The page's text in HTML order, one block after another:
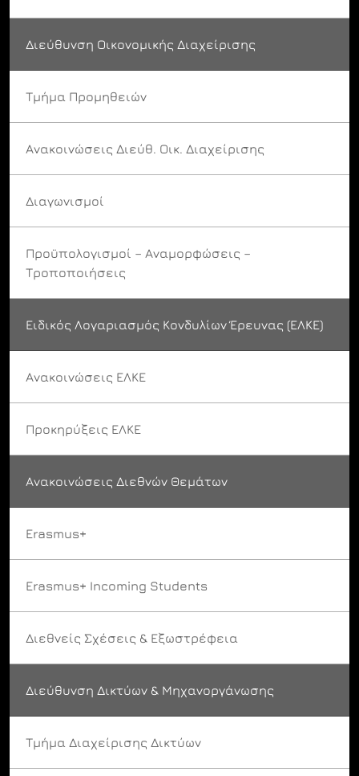
Διεύθυνση Οικονομικής Διαχείρισης
Τμήμα Προμηθειών
Ανακοινώσεις Διεύθ. Οικ. Διαχείρισης
Διαγωνισμοί
Προϋπολογισμοί – Αναμορφώσεις –
Τροποποιήσεις
Ειδικός Λογαριασμός Κονδυλίων Έρευνας (ΕΛΚΕ)
Ανακοινώσεις ΕΛΚΕ
Προκηρύξεις ΕΛΚΕ
Ανακοινώσεις Διεθνών Θεμάτων
Erasmus+
Erasmus+ Incoming Students
Διεθνείς Σχέσεις & Εξωστρέφεια
Διεύθυνση Δικτύων & Μηχανοργάνωσης
Τμήμα Διαχείρισης Δικτύων